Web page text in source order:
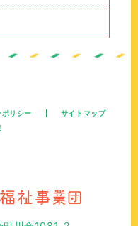
ポリシー
サイトマップ